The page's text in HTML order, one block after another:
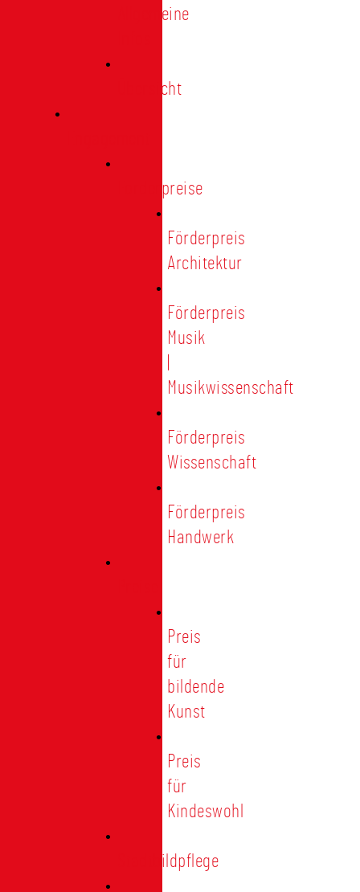
Allgemeine
Übersicht
Förderpreise
Förderpreis
Architektur
Förderpreis
Musik
Musikwissenschaft
Förderpreis
Wissenschaft
Förderpreis
Handwerk
Preis
für
bildende
Kunst
Preis
für
Kindeswohl
Stadtbildpflege